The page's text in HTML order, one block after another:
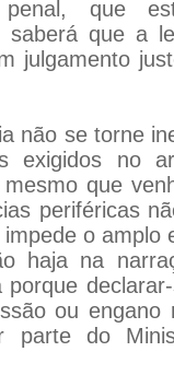
que
saberá que a
julgamento
não se torne
exigidos no
que
periféricas
o amplo
haja na
ou engano
parte do